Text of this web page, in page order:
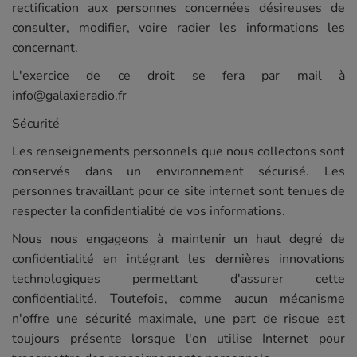
rectification aux personnes concernées désireuses de
consulter, modifier, voire radier les informations les
concernant.
L'exercice de ce droit se fera par mail à
info@galaxieradio.fr
Sécurité
Les renseignements personnels que nous collectons sont
conservés dans un environnement sécurisé. Les
personnes travaillant pour ce site internet sont tenues de
respecter la confidentialité de vos informations.
Nous nous engageons à maintenir un haut degré de
confidentialité en intégrant les dernières innovations
technologiques permettant d'assurer cette
confidentialité. Toutefois, comme aucun mécanisme
n'offre une sécurité maximale, une part de risque est
toujours présente lorsque l'on utilise Internet pour